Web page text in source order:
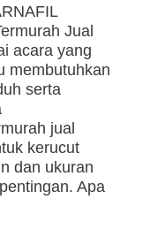
Jual
acara yang
membutuhkan
serta
jual
kerucut
dan ukuran
Apa